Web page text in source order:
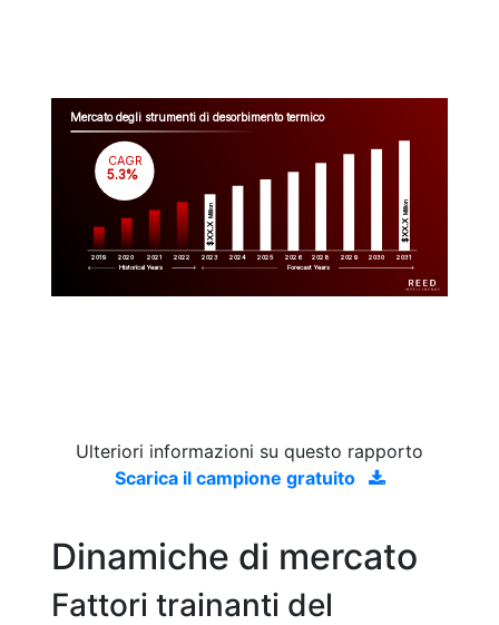
Mercato degli strumenti di desorbimento termico
2019 2020 2021 2022 2023 2024 2025 2026 2028 2029 2030 2031
$XX.X
Million
$XX.X
Million
CAGR
5.3%
Historical Years Forecast Years
Ulteriori informazioni su questo rapporto
Scarica il campione gratuito
Dinamiche di mercato
Fattori trainanti del